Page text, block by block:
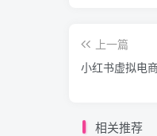
上一篇
小红书虚拟电
相关推荐